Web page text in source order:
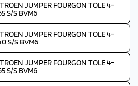
JUMPER FOURGON TOLE 4-
S/S BVM6
JUMPER FOURGON TOLE 4-
S/S BVM6
JUMPER FOURGON TOLE 4-
S/S BVM6